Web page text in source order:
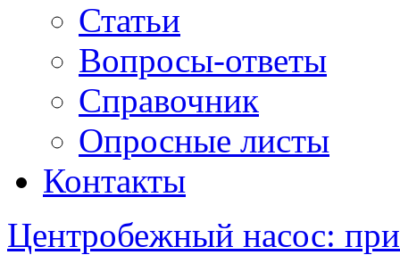
Статьи
Вопросы-ответы
Справочник
Опросные листы
Контакты
Центробежный насос: